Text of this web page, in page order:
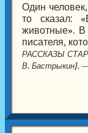
Один
то сказал:
животные». В
писателя,
РАССКАЗЫ
В. Бастрыкин].